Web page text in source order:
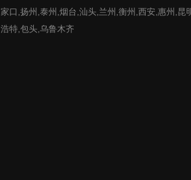
家口,扬州,泰州,烟台,汕头,兰州,衡州,西安,惠州,昆
浩特,包头,乌鲁木齐